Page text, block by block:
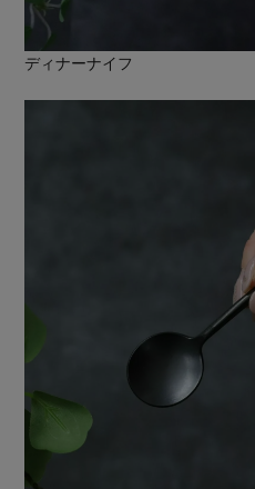
ディナーナイフ